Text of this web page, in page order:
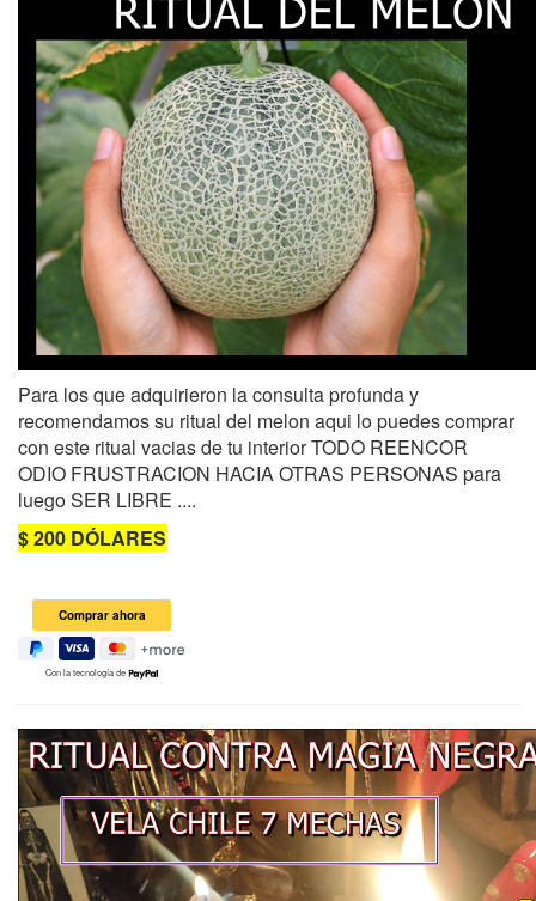
Para los que adquirieron la consulta profunda y
recomendamos su ritual del melon aqui lo puedes comprar
con este ritual vacias de tu interior TODO REENCOR
ODIO FRUSTRACION HACIA OTRAS PERSONAS para
luego SER LIBRE ....
$ 200 DÓLARES
Con la tecnología de